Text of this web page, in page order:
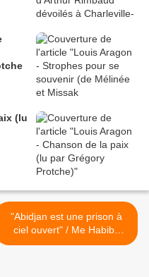
(lu
"Abidjan est une prison à
ciel ouvert" / Me Habiba
Touré avocat de Michel